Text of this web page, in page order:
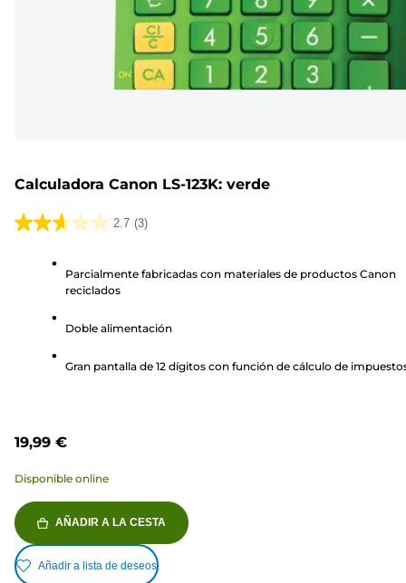
Calculadora Canon LS-123K: verde
2.7 (3)
2.7
estrellas.
Parcialmente fabricadas con materiales de productos Canon
reciclados
Doble alimentación
Gran pantalla de 12 dígitos con función de cálculo de
19,99 €
Disponible online
AÑADIR A LA CESTA
Añadir a lista de deseos